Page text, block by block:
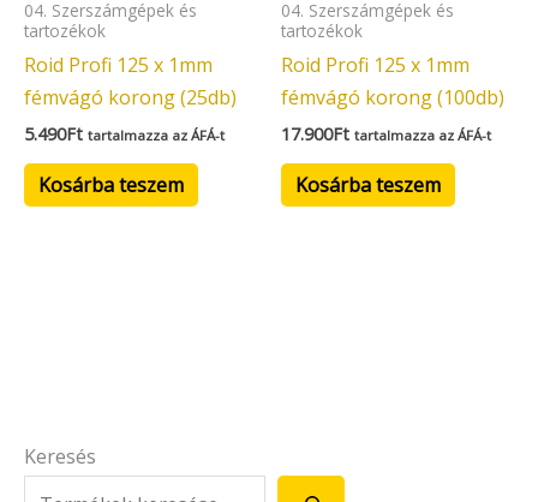
Keresés
04. Szerszámgépek és
tartozékok
Roid Profi 125 x 1mm
fémvágó korong (25db)
5.490Ft tartalmazza az ÁFÁ-t
Kosárba teszem
04. Szerszámgépek és
tartozékok
Roid Profi 125 x 1mm
fémvágó korong (100db)
17.900Ft tartalmazza az ÁFÁ-t
Kosárba teszem